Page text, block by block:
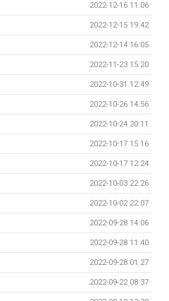
2022-12-16 11:06
2022-12-15 19:42
2022-12-14 16:05
2022-11-23 15:20
2022-10-31 12:49
2022-10-26 14:56
2022-10-24 20:11
2022-10-17 15:16
2022-10-17 12:24
2022-10-03 22:26
2022-10-02 22:07
2022-09-28 14:06
2022-09-28 11:40
2022-09-28 01:27
2022-09-22 08:37